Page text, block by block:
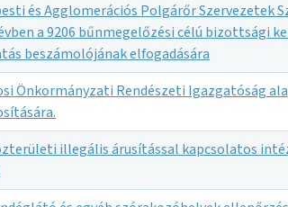
és Agglomerációs Polgárőr Szervezetek
a 9206 bűnmegelőzési célú bizottsági
beszámolójának elfogadására
Önkormányzati Rendészeti Igazgatóság
illegális árusítással kapcsolatos